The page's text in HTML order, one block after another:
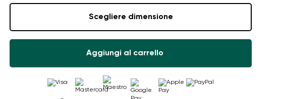
Scegliere dimensione
Aggiungi al carrello